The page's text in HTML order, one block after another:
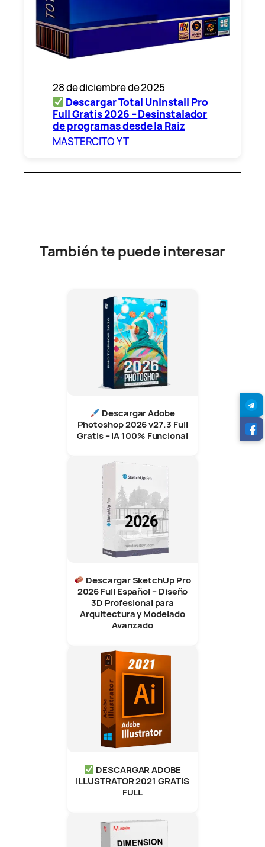
28 de diciembre de 2025
Descargar Total Uninstall Pro
Full Gratis 2026 – Desinstalador
de programas desde la Raiz
MASTERCITO YT
También te puede interesar
Descargar Adobe
Photoshop 2026 v27.3 Full
Gratis – IA 100% Funcional
Descargar SketchUp Pro
2026 Full Español – Diseño
3D Profesional para
Arquitectura y Modelado
Avanzado
DESCARGAR ADOBE
ILLUSTRATOR 2021 GRATIS
FULL